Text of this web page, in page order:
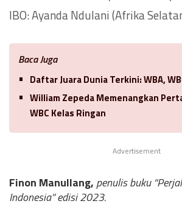
IBO: Ayanda Ndulani (Afrika
Baca Juga
Daftar Juara Dunia Terkini: WBA,
William Zepeda Memenangkan
WBC Kelas Ringan
Advertisement
Finon Manullang, penulis buku
Indonesia” edisi 2023.